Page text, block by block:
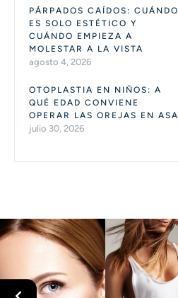
PÁRPADOS CAÍDOS: CUÁNDO
ES SOLO ESTÉTICO Y
CUÁNDO EMPIEZA A
MOLESTAR A LA VISTA
agosto 4, 2026
OTOPLASTIA EN NIÑOS: A
QUÉ EDAD CONVIENE
OPERAR LAS OREJAS EN ASA
julio 30, 2026